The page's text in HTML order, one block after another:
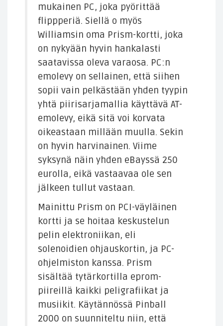
mukainen PC, joka pyörittää
flippperiä. Siellä o myös
Williamsin oma Prism-kortti, joka
on nykyään hyvin hankalasti
saatavissa oleva varaosa. PC:n
emolevy on sellainen, että siihen
sopii vain pelkästään yhden tyypin
yhtä piirisarjamallia käyttävä AT-
emolevy, eikä sitä voi korvata
oikeastaan millään muulla. Sekin
on hyvin harvinainen. Viime
syksynä näin yhden eBayssä 250
eurolla, eikä vastaavaa ole sen
jälkeen tullut vastaan.
Mainittu Prism on PCI-väyläinen
kortti ja se hoitaa keskustelun
pelin elektroniikan, eli
solenoidien ohjauskortin, ja PC-
ohjelmiston kanssa. Prism
sisältää tytärkortilla eprom-
piireillä kaikki peligrafiikat ja
musiikit. Käytännössä Pinball
2000 on suunniteltu niin, että